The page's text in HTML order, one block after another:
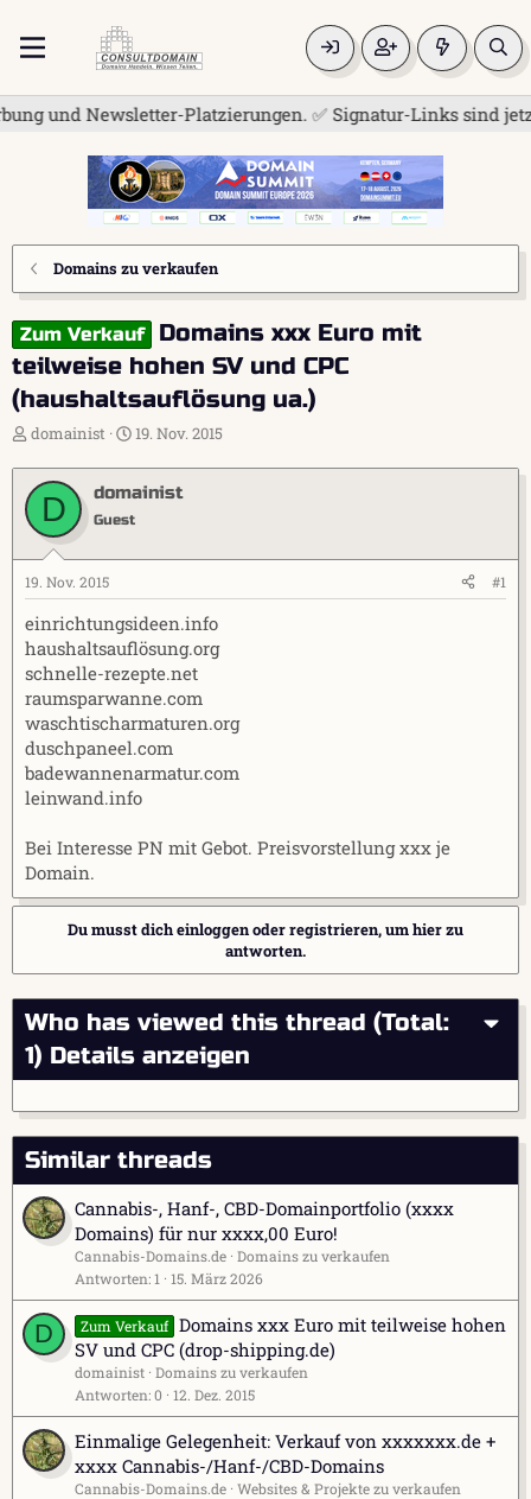
Newsletter-Platzierungen. ✅ Signatur-Links sind jetzt
Domains zu verkaufen
Zum Verkauf
Domains xxx Euro mit
teilweise hohen SV und CPC
(haushaltsauflösung ua.)
E
s
t
e
l
e
r
domainist
E
s
t
e
l
a
m
19. Nov. 2015
D domainist
Guest
19. Nov. 2015 #1
einrichtungsideen.info
haushaltsauflösung.org
schnelle-rezepte.net
raumsparwanne.com
waschtischarmaturen.org
duschpaneel.com
badewannenarmatur.com
leinwand.info
Bei Interesse PN mit Gebot. Preisvorstellung xxx je
Domain.
Du musst dich einloggen oder registrieren, um hier zu
antworten.
Who has viewed this thread (Total:
1) Details anzeigen
Similar threads
Cannabis-, Hanf-, CBD-Domainportfolio (xxxx
Domains) für nur xxxx,00 Euro!
Cannabis-Domains.de Domains zu verkaufen
Antworten 1 15. März 2026
D Zum Verkauf Domains xxx Euro mit teilweise hohen
SV und CPC (drop-shipping.de)
domainist Domains zu verkaufen
Antworten 0 12. Dez. 2015
Einmalige Gelegenheit: Verkauf von xxxxxxx.de +
xxxx Cannabis-/Hanf-/CBD-Domains
Cannabis-Domains.de Websites & Projekte zu verkaufen